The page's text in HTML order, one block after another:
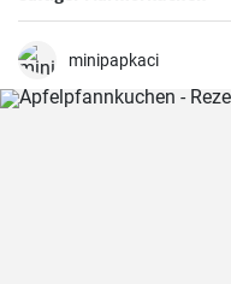
minipapkaci